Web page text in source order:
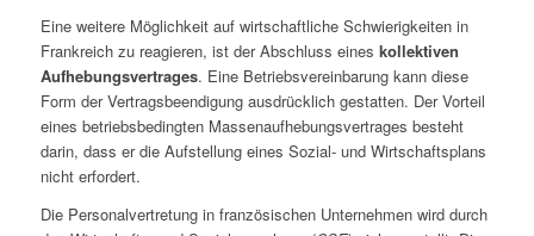
Eine weitere Möglichkeit auf wirtschaftliche Schwierigkeiten in
Frankreich zu reagieren, ist der Abschluss eines kollektiven
Aufhebungsvertrages. Eine Betriebsvereinbarung kann diese
Form der Vertragsbeendigung ausdrücklich gestatten. Der Vorteil
eines betriebsbedingten Massenaufhebungsvertrages besteht
darin, dass er die Aufstellung eines Sozial- und Wirtschaftsplans
nicht erfordert.
Die Personalvertretung in französischen Unternehmen wird durch